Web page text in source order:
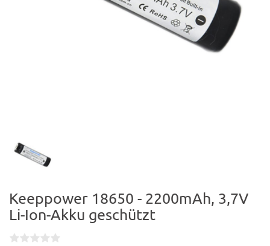
Keeppower 18650 - 2200mAh, 3,7V
Li-Ion-Akku geschützt